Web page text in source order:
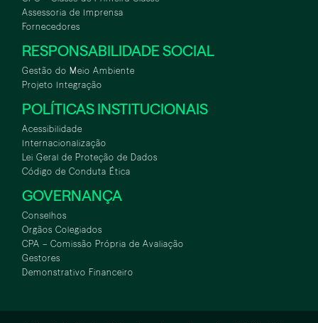
Assessoria de Imprensa
Fornecedores
RESPONSABILIDADE SOCIAL
Gestão do Meio Ambiente
Projeto Integração
POLÍTICAS INSTITUCIONAIS
Acessibilidade
Internacionalização
Lei Geral de Proteção de Dados
Código de Conduta Ética
GOVERNANÇA
Conselhos
Orgãos Colegiados
CPA – Comissão Própria de Avaliação
Gestores
Demonstrativo Financeiro